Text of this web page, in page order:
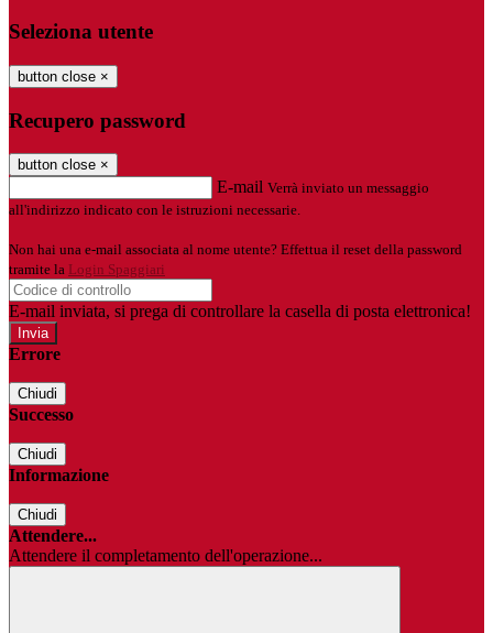
Seleziona utente
button close ×
Recupero password
button close ×
E-mail Verrà inviato un messaggio
all'indirizzo indicato con le istruzioni necessarie.
Non hai una e-mail associata al nome utente? Effettua il reset della password
tramite la Login Spaggiari
E-mail inviata, si prega di controllare la casella di posta elettronica!
Errore
Chiudi
Successo
Chiudi
Informazione
Chiudi
Attendere...
Attendere il completamento dell'operazione...